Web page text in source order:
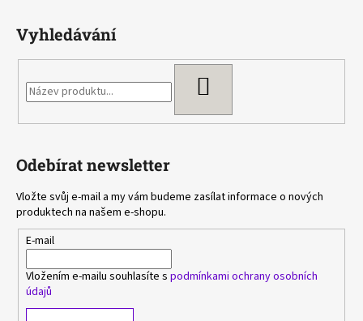
Vyhledávání
Odebírat newsletter
Vložte svůj e-mail a my vám budeme zasílat informace o nových
produktech na našem e-shopu.
E-mail
Vložením e-mailu souhlasíte s podmínkami ochrany osobních
údajů